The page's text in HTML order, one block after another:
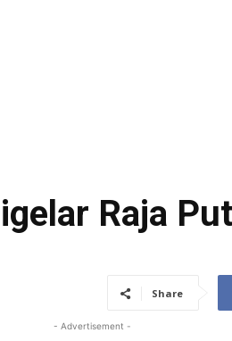
Raja
Share
- Advertisement -